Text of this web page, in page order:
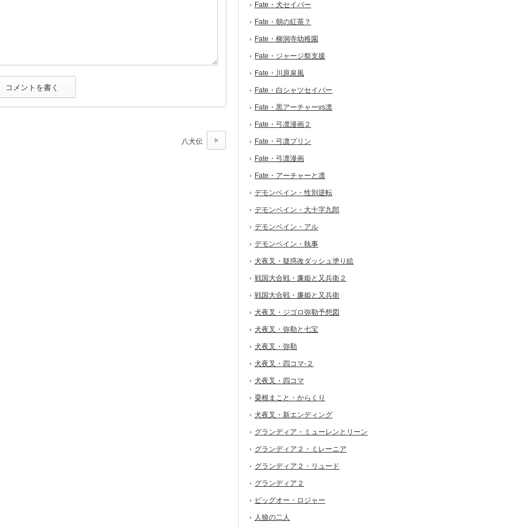
八犬伝
Fate・犬セイバー
Fate・朝の紅茶？
Fate・柳洞寺幼稚園
Fate・ジャージ祭支援
Fate・川原泉風
Fate・白シャツセイバー
Fate・黒アーチャーvs凛
Fate・弓凛漫画２
Fate・弓凛プリン
Fate・弓凛漫画
Fate・アーチャーと凛
デモンベイン・性別逆転
デモンベイン・大十字九郎
デモンベイン・アル
デモンベイン・執事
犬夜叉・疑惑改ダッシュ塗り絵
戦国大合戦・廉姫と又兵衛２
戦国大合戦・廉姫と又兵衛
犬夜叉・ジゴロ弥勒予想図
犬夜叉・弥勒と七宝
犬夜叉・弥勒
犬夜叉・四コマ-２
犬夜叉・四コマ
粟根まこと・からくり
犬夜叉・新エンディング
グランディア・ミューレンとリーン
グランディア２・ミレーニア
グランディア２・リュード
グランディア２
ビッグオー・ロジャー
人狼の二人